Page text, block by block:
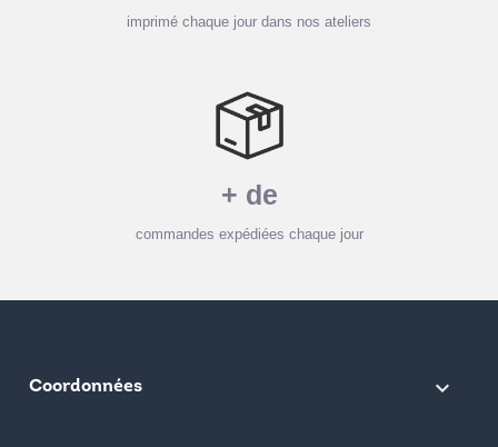
imprimé chaque jour dans nos ateliers
+ de
commandes expédiées chaque jour
Coordonnées keyboard_arrow_down